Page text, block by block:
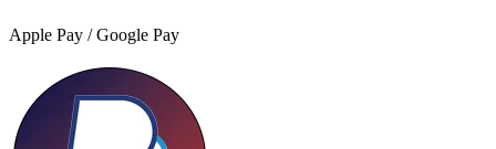
Apple Pay / Google Pay